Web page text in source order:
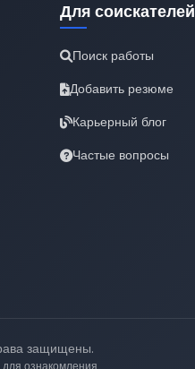
Для соискателей
Поиск работы
Добавить резюме
Карьерный блог
Частые вопросы
защищены.